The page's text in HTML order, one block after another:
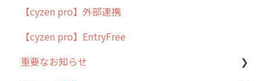
用語集
よくある質問
ポスティング
ラウンダー
メンテナンス
【cyzen pro】外部連携
【cyzen pro】EntryFree
重要なお知らせ